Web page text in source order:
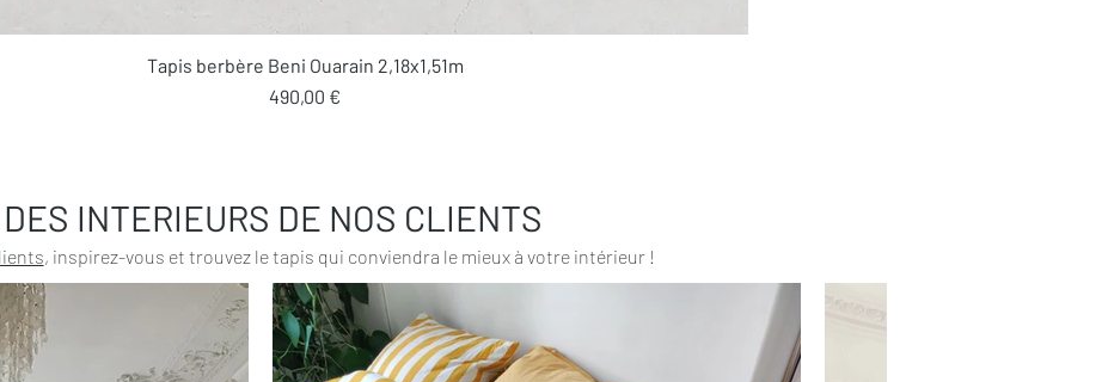
Aperçu rapide
Tapis berbère Beni Ouarain 2,18x1,51m
Prix
490,00 €
INTERIEURS DE NOS CLIENTS
, inspirez-vous et trouvez le tapis qui conviendra le mieux à votre intérieur !